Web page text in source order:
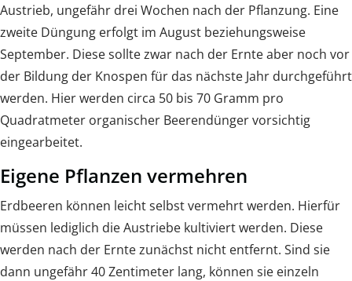
Austrieb, ungefähr drei Wochen nach der Pflanzung. Eine
zweite Düngung erfolgt im August beziehungsweise
September. Diese sollte zwar nach der Ernte aber noch vor
der Bildung der Knospen für das nächste Jahr durchgeführt
werden. Hier werden circa 50 bis 70 Gramm pro
Quadratmeter organischer Beerendünger vorsichtig
eingearbeitet.
Eigene Pflanzen vermehren
Erdbeeren können leicht selbst vermehrt werden. Hierfür
müssen lediglich die Austriebe kultiviert werden. Diese
werden nach der Ernte zunächst nicht entfernt. Sind sie
dann ungefähr 40 Zentimeter lang, können sie einzeln